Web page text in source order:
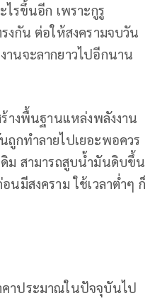
ไรขึ้นอีก เพราะกูรู
งกัน ต่อให้สงครามจบวัน
นจะลากยาวไปอีกนาน
างพื้นฐานแหล่งพลังงาน
ถูกทำลายไปเยอะพอควร
ม สามารถสูบน้ำมันดิบขึ้น
นมีสงคราม ใช้เวลาต่ำๆ ก็
คาประมาณในปัจจุบันไป